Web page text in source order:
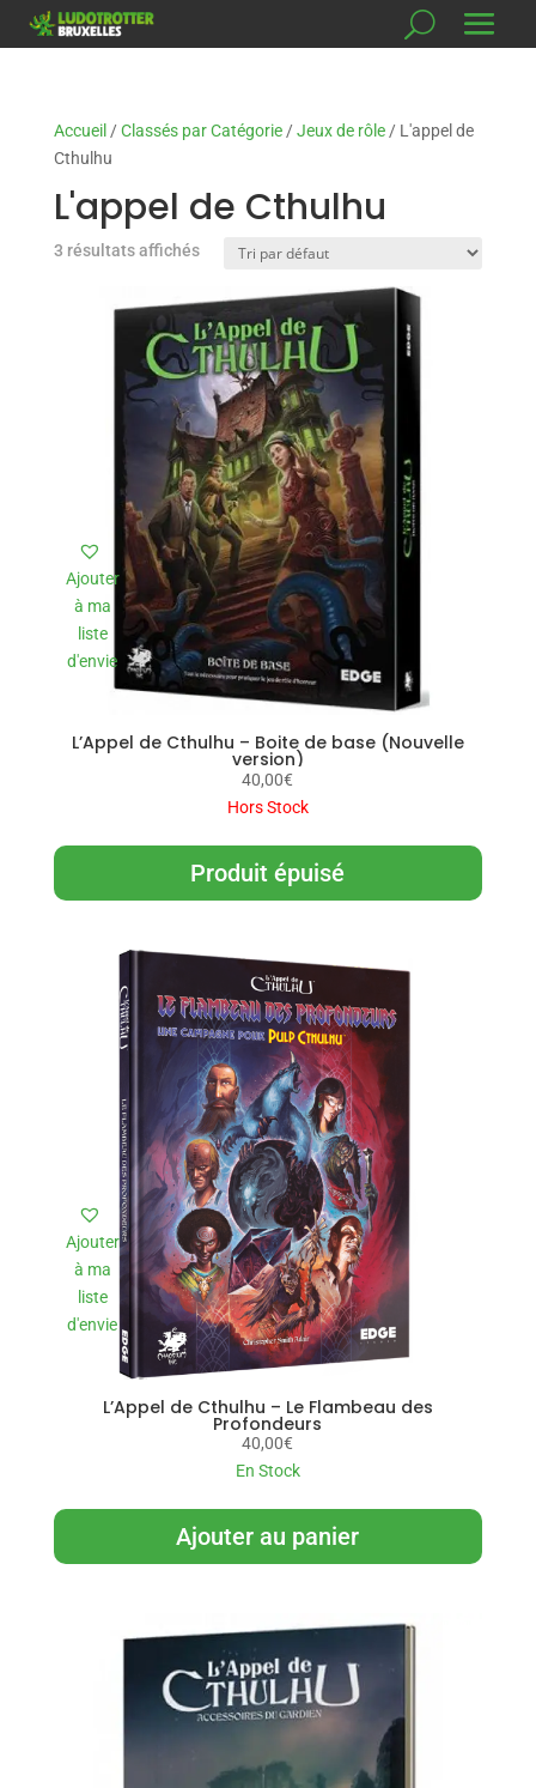
Accueil /Classés par Catégorie/Jeux de rôle/ L'appel de
Cthulhu
L'appel de Cthulhu
3 résultats affichés
Ajouter
à ma
liste
d'envie
L’Appel de Cthulhu – Boite de base (Nouvelle
version)
40,00€
Hors Stock
Produit épuisé
Ajouter
à ma
liste
d'envie
L’Appel de Cthulhu – Le Flambeau des
Profondeurs
40,00€
En Stock
Ajouter au panier